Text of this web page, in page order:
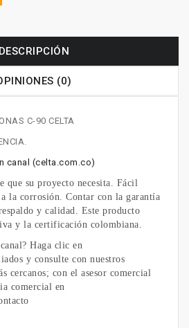
DESCRIPCIÓN
(0)
C-90 CELTA
canal (celta.com.co)
que su proyecto necesita. Fácil
la corrosión. Contar con la garantía
y calidad. Este producto
y la certificación colombiana.
Haga clic en
y consulte con nuestros
cercanos; con el asesor comercial
comercial en